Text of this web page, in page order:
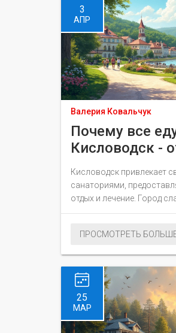
3
АПР
Валерия Ковальчук
Почему все
Кисловодск -
санаториях
Кисловодск привлекает
санаториями,
отдых и лечение. Город
минеральными водами и
восстановления
обязательно стоит
лучших санаториях
удивить.
ПРОСМОТРЕТЬ
25
МАР